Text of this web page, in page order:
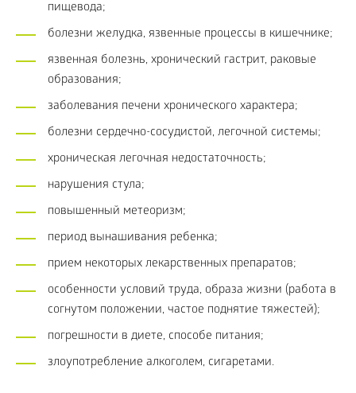
пищевода;
болезни желудка, язвенные процессы в кишечнике;
язвенная болезнь, хронический гастрит, раковые
образования;
заболевания печени хронического характера;
болезни сердечно-сосудистой, легочной системы;
хроническая легочная недостаточность;
нарушения стула;
повышенный метеоризм;
период вынашивания ребенка;
прием некоторых лекарственных препаратов;
особенности условий труда, образа жизни (работа в
согнутом положении, частое поднятие тяжестей);
погрешности в диете, способе питания;
злоупотребление алкоголем, сигаретами.